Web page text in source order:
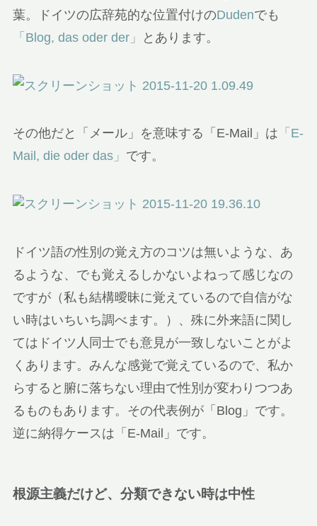
葉。ドイツの広辞苑的な位置付けのDudenでも
「Blog, das oder der」
とあります。
その他だと「メール」を意味する「E-Mail」は 「E-
Mail, die oder das」 です。
ドイツ語の性別の覚え方のコツは無いような、あ
るような、でも覚えるしかないよねって感じなの
ですが（私も結構曖昧に覚えているので自信がな
い時はいちいち調べます。）、殊に外来語に関し
てはドイツ人同士でも意見が一致しないことがよ
くあります。みんな感覚で覚えているので、私か
らすると腑に落ちない理由で性別が変わりつつあ
るものもあります。その代表例が「Blog」です。
逆に納得ケースは「E-Mail」です。
根源主義だけど、分類できない時は中性